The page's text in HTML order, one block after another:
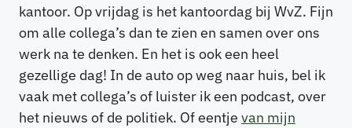
kantoor. Op vrijdag is het kantoordag bij WvZ. Fijn
om alle collega’s dan te zien en samen over ons
werk na te denken. En het is ook een heel
gezellige dag! In de auto op weg naar huis, bel ik
vaak met collega’s of luister ik een podcast, over
het nieuws of de politiek. Of eentje van mijn